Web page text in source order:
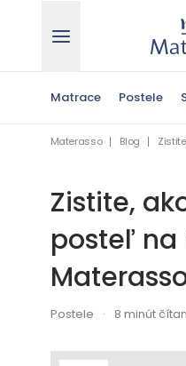
Matrace Postele
Materasso Blog
Zistite,
posteľ na
Postele 8 minút